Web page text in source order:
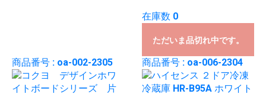
在庫数 0
ただいま品切れ中です。
商品番号 : oa-002-2305 商品番号 : oa-006-2304